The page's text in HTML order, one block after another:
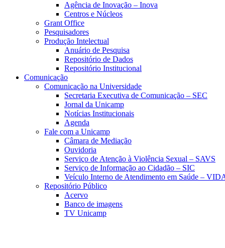
Agência de Inovação – Inova
Centros e Núcleos
Grant Office
Pesquisadores
Produção Intelectual
Anuário de Pesquisa
Repositório de Dados
Repositório Institucional
Comunicação
Comunicação na Universidade
Secretaria Executiva de Comunicação – SEC
Jornal da Unicamp
Notícias Institucionais
Agenda
Fale com a Unicamp
Câmara de Mediação
Ouvidoria
Serviço de Atenção à Violência Sexual – SAVS
Serviço de Informação ao Cidadão – SIC
Veículo Interno de Atendimento em Saúde –
Repositório Público
Acervo
Banco de imagens
TV Unicamp